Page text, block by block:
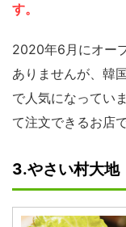
す。
2020年6月にオー
ありませんが、韓
で人気になってい
て注文できるお店で
3.やさい村大地